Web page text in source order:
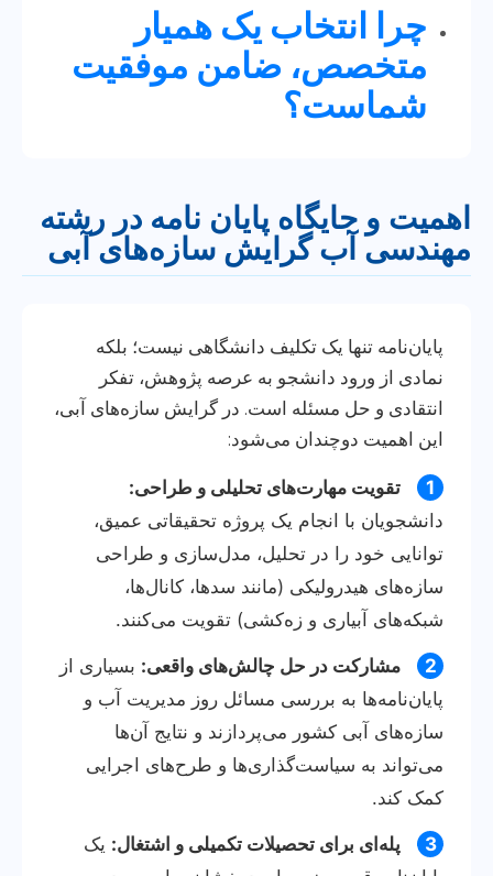
چرا انتخاب یک همیار
متخصص، ضامن موفقیت
شماست؟
اهمیت و جایگاه پایان نامه در رشته
مهندسی آب گرایش سازه‌های آبی
پایان‌نامه تنها یک تکلیف دانشگاهی نیست؛ بلکه
نمادی از ورود دانشجو به عرصه پژوهش، تفکر
انتقادی و حل مسئله است. در گرایش سازه‌های آبی،
این اهمیت دوچندان می‌شود:
1
تقویت مهارت‌های تحلیلی و طراحی:
دانشجویان با انجام یک پروژه تحقیقاتی عمیق،
توانایی خود را در تحلیل، مدل‌سازی و طراحی
سازه‌های هیدرولیکی (مانند سدها، کانال‌ها،
شبکه‌های آبیاری و زه‌کشی) تقویت می‌کنند.
2 مشارکت در حل چالش‌های واقعی: بسیاری از
پایان‌نامه‌ها به بررسی مسائل روز مدیریت آب و
سازه‌های آبی کشور می‌پردازند و نتایج آن‌ها
می‌تواند به سیاست‌گذاری‌ها و طرح‌های اجرایی
کمک کند.
3 پله‌ای برای تحصیلات تکمیلی و اشتغال: یک